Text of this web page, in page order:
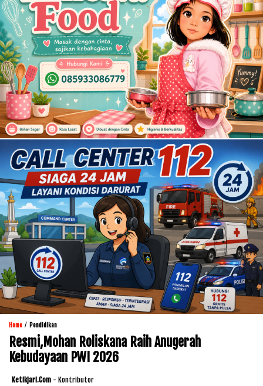
Home / Pendidikan
Resmi,Mohan Roliskana Raih Anugerah
Kebudayaan PWI 2026
Ketikjari.com - Kontributor